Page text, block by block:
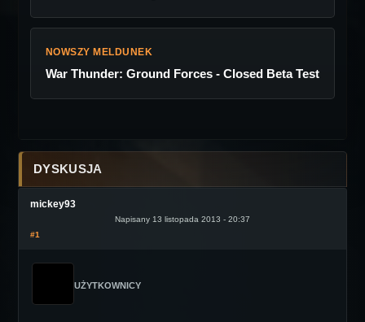
NOWSZY MELDUNEK
War Thunder: Ground Forces - Closed Beta Test
DYSKUSJA
mickey93
Napisany 13 listopada 2013 - 20:37
#1
UŻYTKOWNICY